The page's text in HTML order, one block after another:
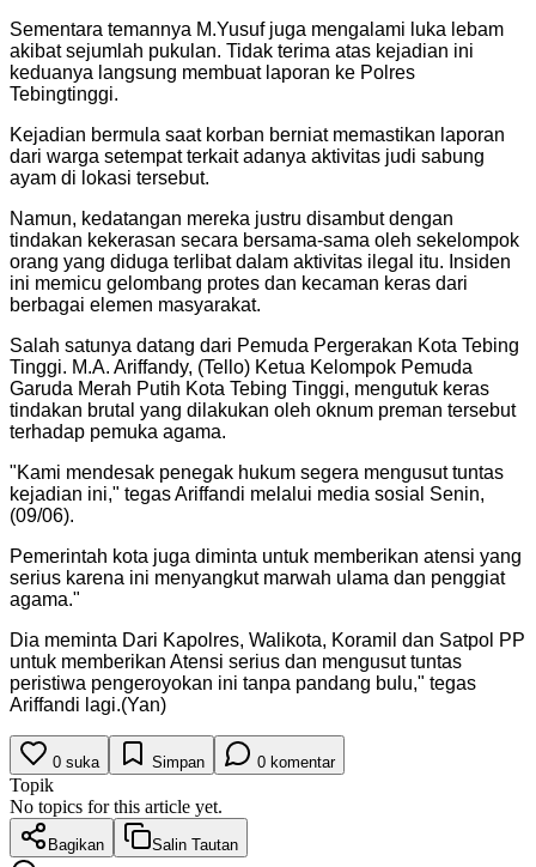
Sementara temannya M.Yusuf juga mengalami luka lebam
akibat sejumlah pukulan. Tidak terima atas kejadian ini
keduanya langsung membuat laporan ke Polres
Tebingtinggi.
Kejadian bermula saat korban berniat memastikan laporan
dari warga setempat terkait adanya aktivitas judi sabung
ayam di lokasi tersebut.
Namun, kedatangan mereka justru disambut dengan
tindakan kekerasan secara bersama-sama oleh sekelompok
orang yang diduga terlibat dalam aktivitas ilegal itu. Insiden
ini memicu gelombang protes dan kecaman keras dari
berbagai elemen masyarakat.
Salah satunya datang dari Pemuda Pergerakan Kota Tebing
Tinggi. M.A. Ariffandy, (Tello) Ketua Kelompok Pemuda
Garuda Merah Putih Kota Tebing Tinggi, mengutuk keras
tindakan brutal yang dilakukan oleh oknum preman tersebut
terhadap pemuka agama.
"Kami mendesak penegak hukum segera mengusut tuntas
kejadian ini," tegas Ariffandi melalui media sosial Senin,
(09/06).
Pemerintah kota juga diminta untuk memberikan atensi yang
serius karena ini menyangkut marwah ulama dan penggiat
agama."
Dia meminta Dari Kapolres, Walikota, Koramil dan Satpol PP
untuk memberikan Atensi serius dan mengusut tuntas
peristiwa pengeroyokan ini tanpa pandang bulu," tegas
Ariffandi lagi.(Yan)
0 suka Simpan 0 komentar
Topik
No topics for this article yet.
Bagikan Salin Tautan